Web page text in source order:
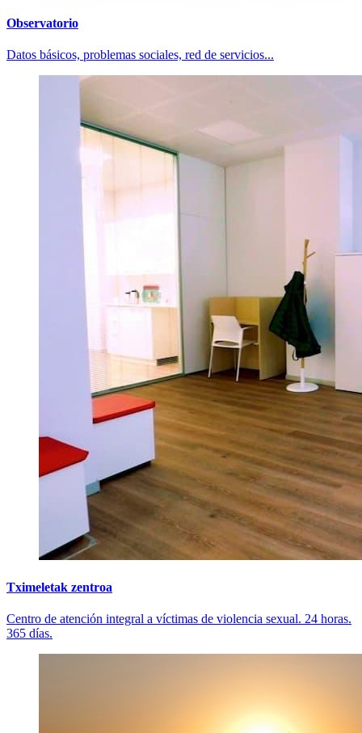
Observatorio
Datos básicos, problemas sociales, red de servicios...
Tximeletak zentroa
Centro de atención integral a víctimas de violencia sexual. 24 horas.
365 días.